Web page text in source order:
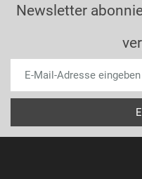
Newsletter